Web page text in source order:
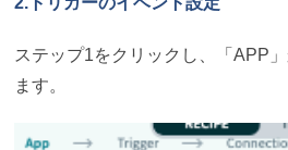
ステップ1をクリックし、「APP
ます。